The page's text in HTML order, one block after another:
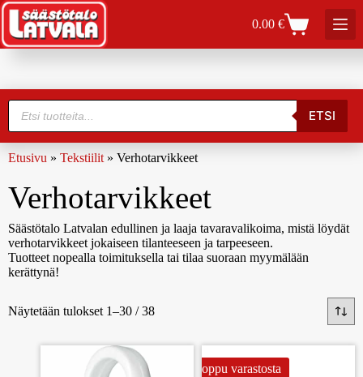
0.00€
ETSI
Etusivu » Tekstiilit » Verhotarvikkeet
Verhotarvikkeet
Säästötalo Latvalan edullinen ja laaja tavaravalikoima, mistä löydät
verhotarvikkeet jokaiseen tilanteeseen ja tarpeeseen.
Tuotteet nopealla toimituksella tai tilaa suoraan myymälään
kerättynä!
Näytetään tulokset 1–30 / 38
Loppu varastosta